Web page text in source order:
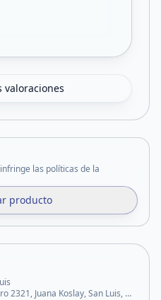
valoraciones
las políticas de la
producto
Av del Viento Chorrillero 2321, Juana Koslay, San Luis, Argentina